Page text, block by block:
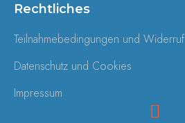
Rechtliches
Teilnahmebedingungen und Widerruf
Datenschutz und Cookies
Impressum